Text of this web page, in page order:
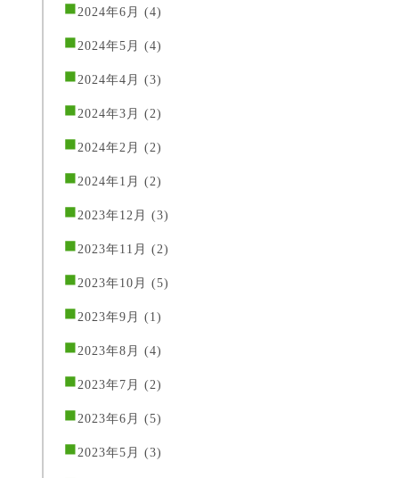
2024年6月 (4)
2024年5月 (4)
2024年4月 (3)
2024年3月 (2)
2024年2月 (2)
2024年1月 (2)
2023年12月 (3)
2023年11月 (2)
2023年10月 (5)
2023年9月 (1)
2023年8月 (4)
2023年7月 (2)
2023年6月 (5)
2023年5月 (3)